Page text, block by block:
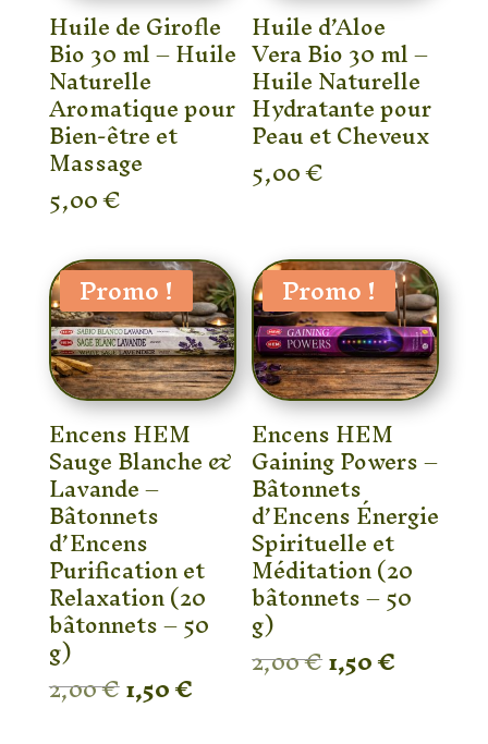
Huile de Girofle
Bio 30 ml – Huile
Naturelle
Aromatique pour
Bien-être et
Massage
5,00€
Huile d’Aloe
Vera Bio 30 ml –
Huile Naturelle
Hydratante pour
Peau et Cheveux
5,00€
Promo !
Encens HEM
Sauge Blanche &
Lavande –
Bâtonnets
d’Encens
Purification et
Relaxation (20
bâtonnets – 50
g)
2,00€Le
prix
1,50€Le
Promo !
Encens HEM
Gaining Powers –
Bâtonnets
d’Encens Énergie
Spirituelle et
Méditation (20
bâtonnets – 50
g)
2,00€Le
prix
1,50€